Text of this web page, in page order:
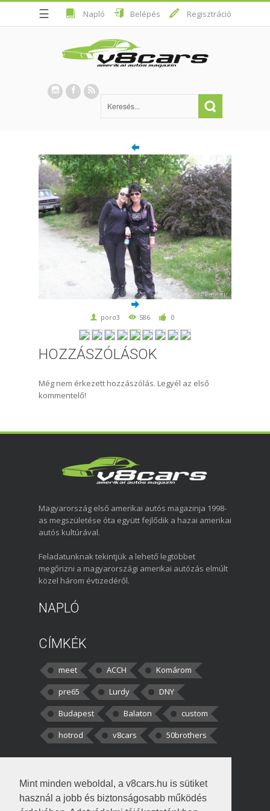
Mint minden weboldal, a v8cars.hu is sütiket
használ a jobb és biztonságosabb működés
☰ Napló Belépés Regisztráció
poro3 586 0
HOZZÁSZÓLÁSOK
Még nem érkezett hozzászólás. Legyél az első
kommentelő!
Magyarország első amerikai autós magazinja 1998-
as megszületése óta együtt fejlődik a hazai amerikai
autós kultúrával.
Feladatunknak tekintjük a lehető legtöbbet
megőrizni a magyarországi amerikai autózás elmúlt
közel három évtizedéről.
NAPLÓ
CÍMKÉK
meet ACCH
Komárom
pre65
Lurdy
DNY
Budapest
Balaton
custom
hotrod
v8cars 50brothers
kortisz:Elszúrtam! Én csak két
darabbaal számoltam. Nem tudtam, hogy fél autót,